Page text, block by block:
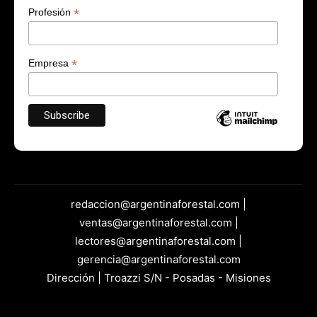
Profesión *
Empresa *
redaccion@argentinaforestal.com |
ventas@argentinaforestal.com |
lectores@argentinaforestal.com |
gerencia@argentinaforestal.com
Dirección | Troazzi S/N - Posadas - Misiones